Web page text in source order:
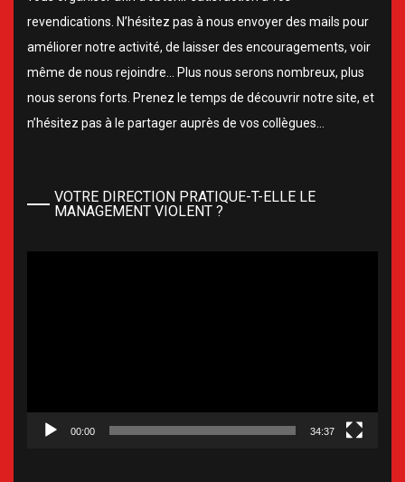
revendications. N’hésitez pas à nous envoyer des mails pour
améliorer notre activité, de laisser des encouragements, voir
même de nous rejoindre… Plus nous serons nombreux, plus
nous serons forts. Prenez le temps de découvrir notre site, et
n’hésitez pas à le partager auprès de vos collègues…
VOTRE DIRECTION PRATIQUE-T-ELLE LE
MANAGEMENT VIOLENT ?
00:00 34:37